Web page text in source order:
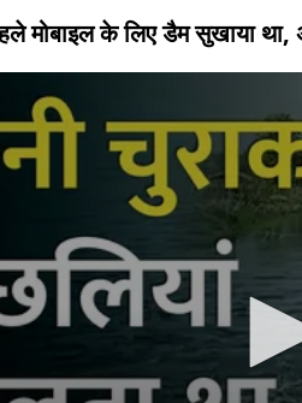
मोबाइल के लिए डैम सुखाया था,